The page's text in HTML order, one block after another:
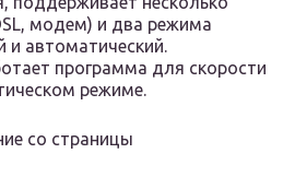
модем) и два режима
и автоматический.
программа для скорости
режиме.
со страницы